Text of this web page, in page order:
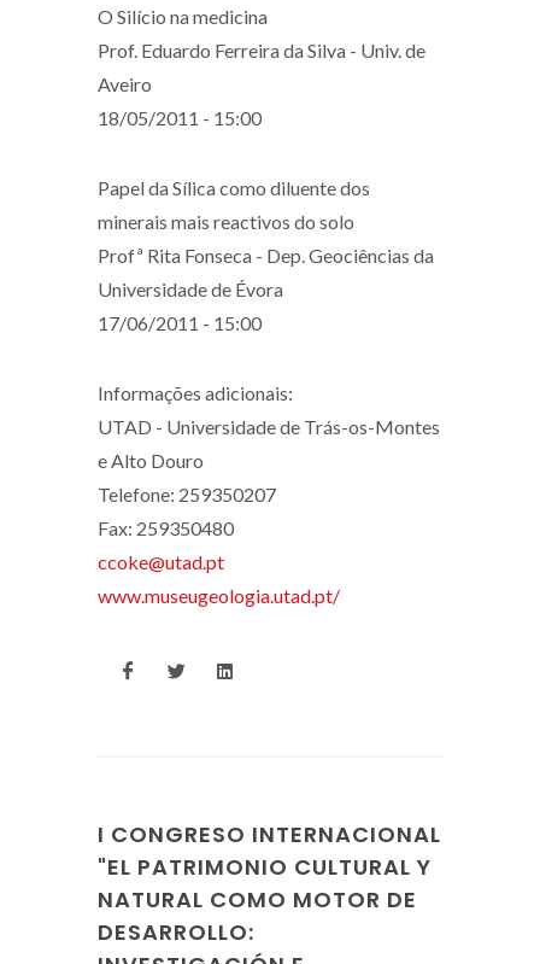
O Silício na medicina
Prof. Eduardo Ferreira da Silva - Univ. de
Aveiro
18/05/2011 - 15:00
Papel da Sílica como diluente dos
minerais mais reactivos do solo
Profª Rita Fonseca - Dep. Geociências da
Universidade de Évora
17/06/2011 - 15:00
Informações adicionais:
UTAD - Universidade de Trás-os-Montes
e Alto Douro
Telefone: 259350207
Fax: 259350480
ccoke@utad.pt
www.museugeologia.utad.pt/
I CONGRESO INTERNACIONAL
"EL PATRIMONIO CULTURAL Y
NATURAL COMO MOTOR DE
DESARROLLO: